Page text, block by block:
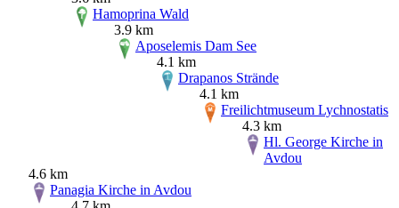
Hamoprina Wald
3.9 km
Aposelemis Dam See
4.1 km
Drapanos Strände
4.1 km
Freilichtmuseum Lychnostatis
4.3 km
Hl. George Kirche in
Avdou
4.6 km
Panagia Kirche in Avdou